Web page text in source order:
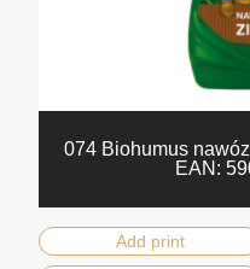
074 Biohumus
EAN:
Add print